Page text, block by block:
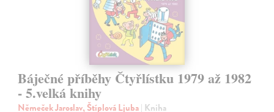
Báječné příběhy Čtyřlístku 1979 až 1982
- 5.velká knihy
Němeček Jaroslav, Štíplová Ljuba| Kniha